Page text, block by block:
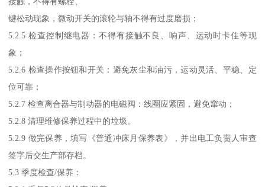
键松动现象，微动开关的滚轮与轴不得有过度磨损；
5.2.5 检查控制继电器：不得有接触不良、响声、运动时卡住等现
象；
5.2.6 检查操作按钮和开关：避免灰尘和油污，运动灵活、平稳、定
位可靠；
5.2.7 检查离合器与制动器的电磁阀：线圈应紧固，避免窜动；
5.2.8 清理维修保养过程中的垃圾。
5.2.9 做完保养，填写《普通冲床月保养表》，并出电工负责人审查
签字后交生产部存档。
5.3 季度检查/保养：